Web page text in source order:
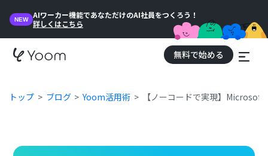
NEW
AIワーカー機能であなただけのAI社員をつくろう！
詳しくはこちら
無料で始める
トップ ブログ Yoom活用術 【ノーコードで実現】